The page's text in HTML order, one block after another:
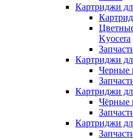
Картриджи
Kyocera
Картриджи
Черные
Картриджи
Чёрные
Картриджи